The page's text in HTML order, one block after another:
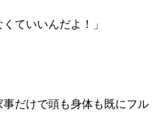
ていいんだよ！」
だけで頭も身体も既にフル